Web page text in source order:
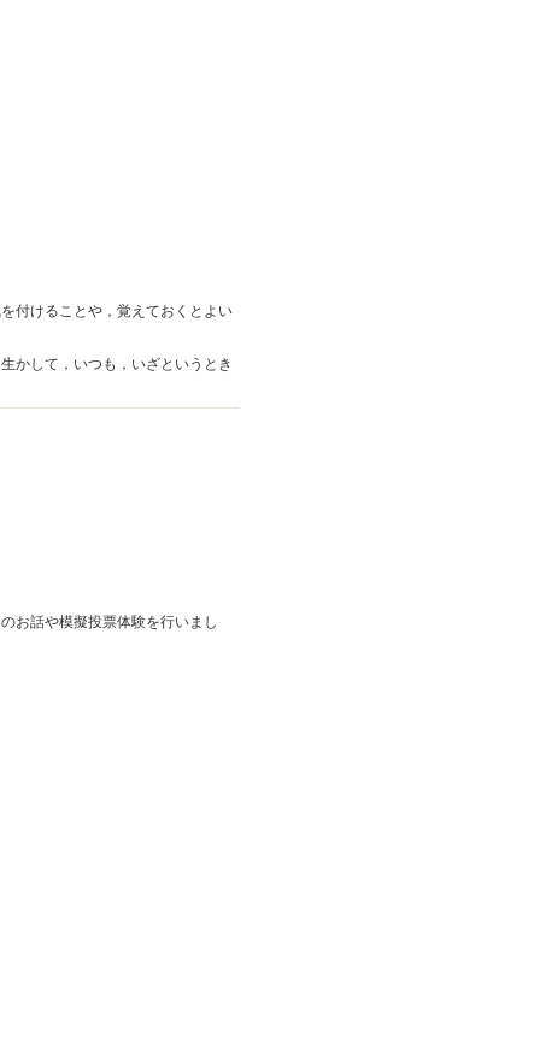
付けることや，覚えておくとよい
かして，いつも，いざというとき
お話や模擬投票体験を行いまし